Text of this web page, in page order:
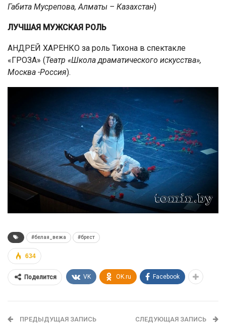
Габита Мусрепова, Алматы – Казахстан)
ЛУЧШАЯ МУЖСКАЯ РОЛЬ
АНДРЕЙ ХАРЕНКО за роль Тихона в спектакле
«ГРОЗА» (Театр «Школа драматического искусства»,
Москва -Россия).
#белая_вежа #брест
634
Поделится VK OK.ru Facebook
ПРЕДЫДУЩАЯ ЗАПИСЬ СЛЕДУЮЩАЯ ЗАПИСЬ